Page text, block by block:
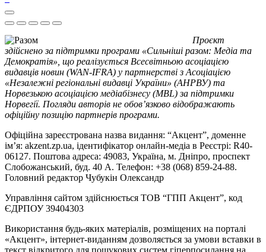
Проєкт
здійснено за підтримки програми «Сильніші разом: Медіа та
Демократія», що реалізується Всесвітньою асоціацією
видавців новин (WAN-IFRA) у партнерстві з Асоціацією
«Незалежні регіональні видавці України» (АНРВУ) та
Норвезькою асоціацією медіабізнесу (MBL) за підтримки
Норвегії. Погляди авторів не обов’язково відображають
офіційну позицію партнерів програми.
Офіційна зареєстрована назва видання: “Акцент”, доменне
ім’я: akzent.zp.ua, ідентифікатор онлайн-медіа в Реєстрі: R40-
06127. Поштова адреса: 49083, Україна, м. Дніпро, проспект
Слобожанський, буд. 40 А. Телефон: +38 (068) 859-24-88.
Головний редактор Чубукін Олександр
Управління сайтом здійснюється ТОВ “ГПП Акцент”, код
ЄДРПОУ 39404303
Використання будь-яких матеріалів, розміщених на порталі
«Акцент», інтернет-виданням дозволяється за умови вставки в